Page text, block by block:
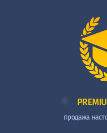
продажа